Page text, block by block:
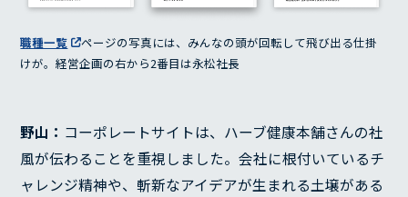
職種一覧
ページの写真には、みんなの頭が回転して飛び出る仕掛
けが。経営企画の右から2番目は永松社長
野山： コーポレートサイトは、ハーブ健康本舗さんの社
風が伝わることを重視しました。会社に根付いているチ
ャレンジ精神や、斬新なアイデアが生まれる土壌がある